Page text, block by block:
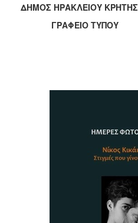
2020
2019
ΔΗΜΟΣ ΗΡΑΚΛΕΙΟΥ ΚΡΗΤΗΣ
ΓΡΑΦΕΙΟ ΤΥΠΟΥ